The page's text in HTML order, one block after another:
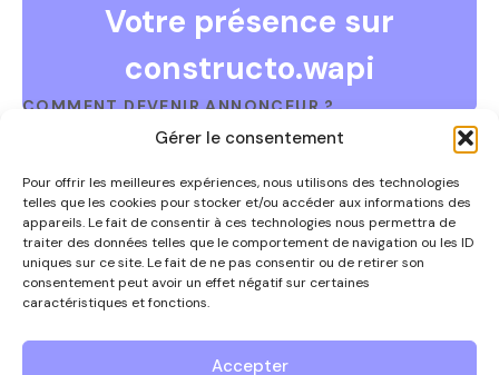
Gérer le consentement
Pour offrir les meilleures expériences, nous utilisons des technologies
telles que les cookies pour stocker et/ou accéder aux informations des
appareils. Le fait de consentir à ces technologies nous permettra de
traiter des données telles que le comportement de navigation ou les ID
uniques sur ce site. Le fait de ne pas consentir ou de retirer son
consentement peut avoir un effet négatif sur certaines
caractéristiques et fonctions.
Accepter
Votre présence sur
constructo.wapi
COMMENT DEVENIR ANNONCEUR ?
Vous souhaitez devenir annonceur et faire partie de ce
Contactez-nous par téléphone au 0497/67.09.54 ou
viainfo@constructowapi.be